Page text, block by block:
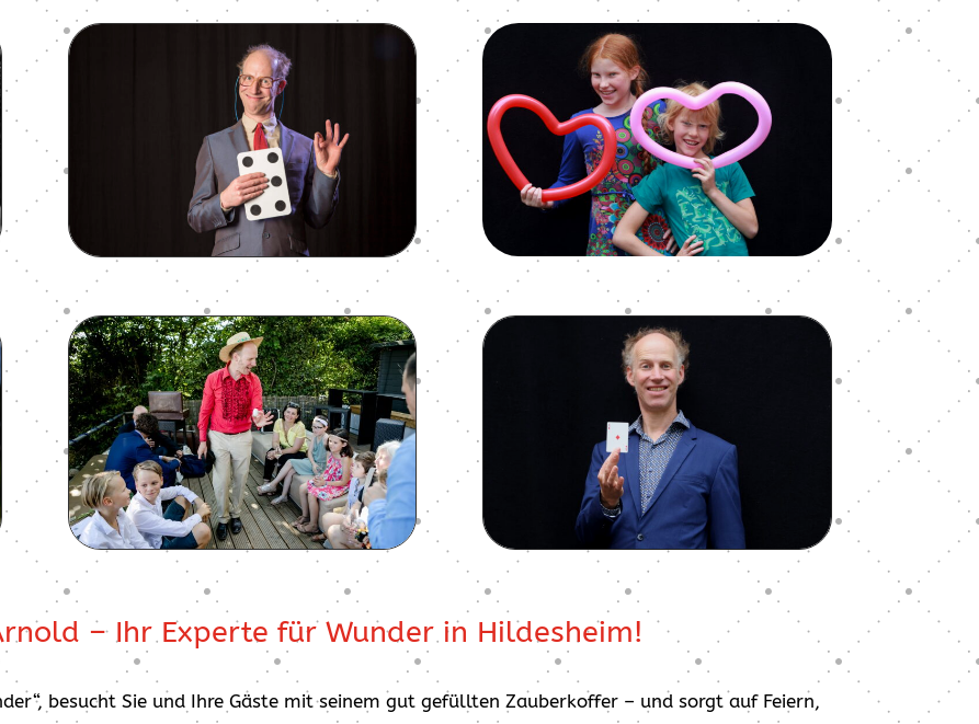
– Ihr Experte für Wunder in Hildesheim!
besucht Sie und Ihre Gäste mit seinem gut gefüllten Zauberkoffer – und sorgt auf Feiern,